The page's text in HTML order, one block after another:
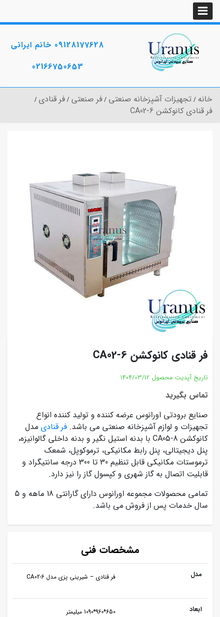
09128177628 خانم ایرانی
02166750653
خانه تجهیزات آشپزخانه صنعتی فر صنعتی فر قنادی
فر قنادی کانوکشن CA02-6
فر قنادی کانوکشن CA02-6
تاریخ آپدیت محصول 1404/03/12
تماس بگیرید
صنایع برودتی اورانوس عرضه کننده و تولید کننده انواع
تجهیزات و لوازم آشپزخانه صنعتی می باشد. فر قنادی مدل
کانوکشن CA05-8 با بدنه استیل نگیر و بدنه داخلی گالوانیزه،
پنل دیجیتالی، پنل رابط مکانیکی، ترموکوپل، شمعک
ترموستات مکانیکی قابل تنظیم 30 تا 300 درجه سانتیگراد و
قابلیت اتصال به گاز شهری و کپسول گاز را نیز دارد.
تمامی محصولات مجموعه اورانوس دارای گارانتی 18 ماهه و 5
سال خدمات پس از فروش می باشد.
مشخصات فنی
مدل فر قنادی – شیرینی پزی مدل CA02-6
ابعاد 650*960*1090 میلیمتر